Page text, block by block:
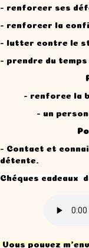
- renforcer ses
- renforcer la
- lutter contre le
- prendre du
- renforce la
- un
- Contact et
détente.
Chéques cadeaux
V ous pouvez